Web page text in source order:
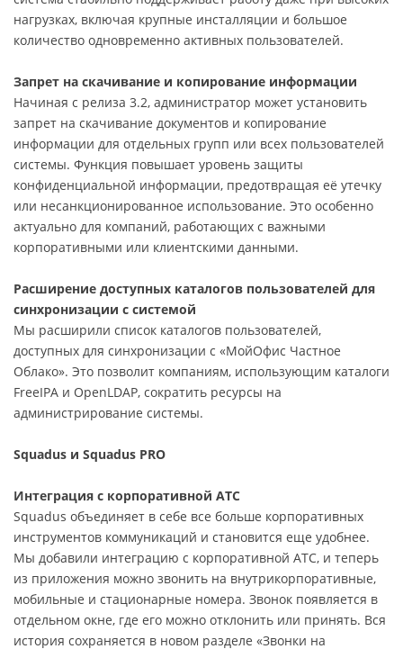
нагрузках, включая крупные инсталляции и большое
количество одновременно активных пользователей.
Запрет на скачивание и копирование информации
Начиная с релиза 3.2, администратор может установить
запрет на скачивание документов и копирование
информации для отдельных групп или всех пользователей
системы. Функция повышает уровень защиты
конфиденциальной информации, предотвращая её утечку
или несанкционированное использование. Это особенно
актуально для компаний, работающих с важными
корпоративными или клиентскими данными.
Расширение доступных каталогов пользователей для
синхронизации с системой
Мы расширили список каталогов пользователей,
доступных для синхронизации с «МойОфис Частное
Облако». Это позволит компаниям, использующим каталоги
FreeIPA и OpenLDAP, сократить ресурсы на
администрирование системы.
Squadus и Squadus PRO
Интеграция с корпоративной АТС
Squadus объединяет в себе все больше корпоративных
инструментов коммуникаций и становится еще удобнее.
Мы добавили интеграцию с корпоративной АТС, и теперь
из приложения можно звонить на внутрикорпоративные,
мобильные и стационарные номера. Звонок появляется в
отдельном окне, где его можно отклонить или принять. Вся
история сохраняется в новом разделе «Звонки на